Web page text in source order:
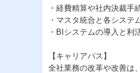
・経費精算や社内決裁手
・マスタ統合と各システ
・BIシステムの導入と
【キャリアパス】
全社業務の改革や改善は